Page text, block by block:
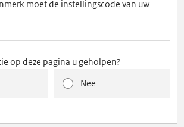
moet de instellingscode van uw
op deze pagina u geholpen?
Nee